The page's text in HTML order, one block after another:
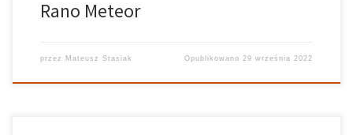
Rano Meteor
przez Mateusz Stasiak Opublikowano 29 września 2022